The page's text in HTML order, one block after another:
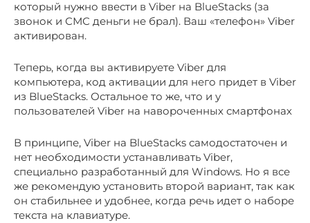
который нужно ввести в Viber на BlueStacks (за
звонок и СМС деньги не брал). Ваш «телефон» Viber
активирован.
Теперь, когда вы активируете Viber для
компьютера, код активации для него придет в Viber
из BlueStacks. Остальное то же, что и у
пользователей Viber на навороченных смартфонах
В принципе, Viber на BlueStacks самодостаточен и
нет необходимости устанавливать Viber,
специально разработанный для Windows. Но я все
же рекомендую установить второй вариант, так как
он стабильнее и удобнее, когда речь идет о наборе
текста на клавиатуре.